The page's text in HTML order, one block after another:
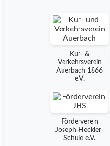
Kur- &
Verkehrsverein
Auerbach 1866
e.V.
Förderverein
Joseph-Heckler-
Schule e.V.